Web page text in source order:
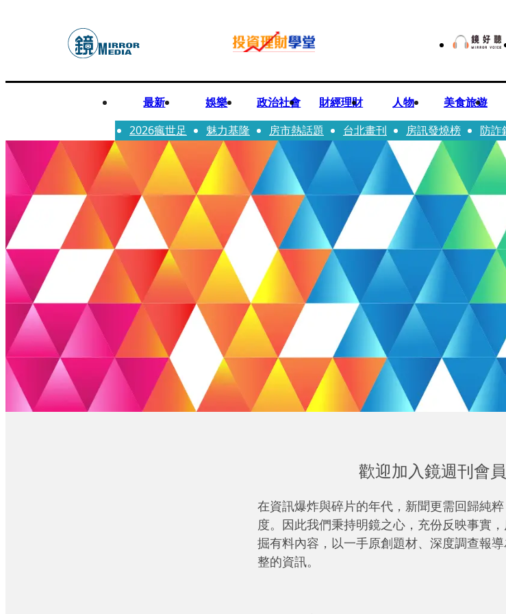
最新 娛樂 政治社會 財經理財 人物 美食旅遊
2026瘋世足
魅力基隆 房市熱話題 台北畫刊 房訊發燒榜 防詐
歡迎加入鏡週刊會
在資訊爆炸與碎片的年代，新聞更需回歸純
度。因此我們秉持明鏡之心，充份反映事實
掘有料內容，以一手原創題材、深度調查報
整的資訊。